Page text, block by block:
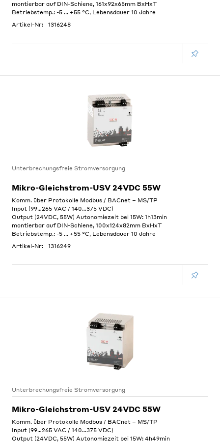
montierbar auf DIN-Schiene, 161x92x65mm BxHxT
Betriebstemp.: -5 ... +55 °C, Lebensdauer 10 Jahre
Artikel-Nr:
1316248
Unterbrechungsfreie Stromversorgung
Mikro-Gleichstrom-USV 24VDC 55W
Komm. über Protokolle Modbus / BACnet – MS/TP
Input (99…265 VAC / 140…375 VDC)
Output (24VDC, 55W) Autonomiezeit bei 15W: 1h13min
montierbar auf DIN-Schiene, 100x124x82mm BxHxT
Betriebstemp.: -5 ... +55 °C, Lebensdauer 10 Jahre
Artikel-Nr:
1316249
Unterbrechungsfreie Stromversorgung
Mikro-Gleichstrom-USV 24VDC 55W
Komm. über Protokolle Modbus / BACnet – MS/TP
Input (99…265 VAC / 140…375 VDC)
Output (24VDC, 55W) Autonomiezeit bei 15W: 4h49min